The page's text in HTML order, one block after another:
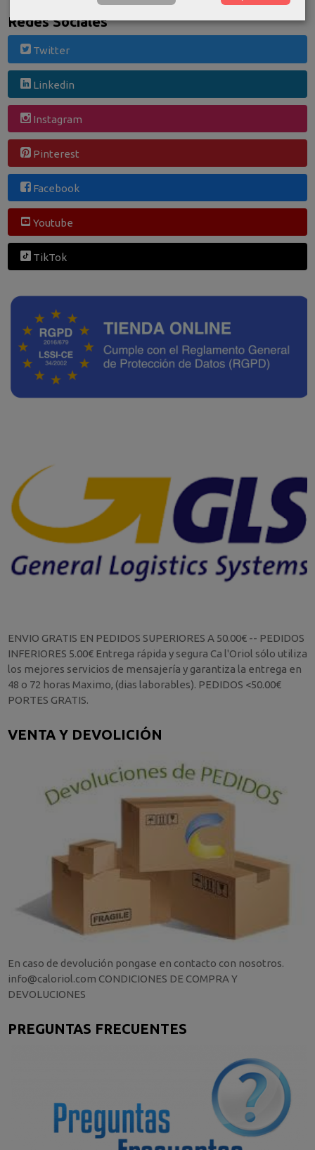
Redes Sociales
Twitter
Linkedin
Instagram
Pinterest
Facebook
Youtube
TikTok
ENVIO GRATIS EN PEDIDOS SUPERIORES A 50.00€ -- PEDIDOS
INFERIORES 5.00€ Entrega rápida y segura Ca l'Oriol sólo utiliza
los mejores servicios de mensajería y garantiza la entrega en
48 o 72 horas Maximo, (dias laborables). PEDIDOS <50.00€
PORTES GRATIS.
VENTA Y DEVOLICIÓN
En caso de devolución pongase en contacto con nosotros.
info@caloriol.com CONDICIONES DE COMPRA Y
DEVOLUCIONES
PREGUNTAS FRECUENTES